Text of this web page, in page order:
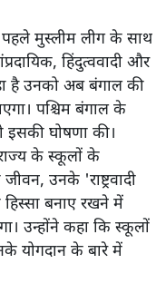
मुस्लीम लीग के साथ
हिंदुत्ववादी और
है उनको अब बंगाल की
पश्चिम बंगाल के
इसकी घोषणा की।
के स्कूलों के
उनके 'राष्ट्रवादी
हिस्सा बनाए रखने में
उन्होंने कहा कि स्कूलों
योगदान के बारे में